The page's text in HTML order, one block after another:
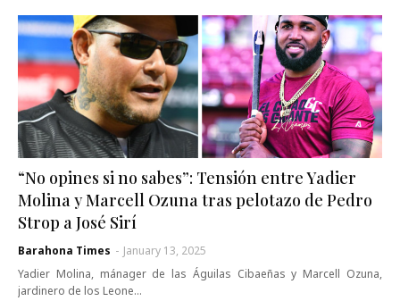
“No opines si no sabes”: Tensión entre Yadier
Molina y Marcell Ozuna tras pelotazo de Pedro
Strop a José Sirí
Barahona Times - January 13, 2025
Yadier Molina, mánager de las Águilas Cibaeñas y Marcell Ozuna,
jardinero de los Leone…